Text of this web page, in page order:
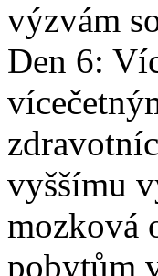
výzvám
Den 6:
vyššímu
mozková
pobytům